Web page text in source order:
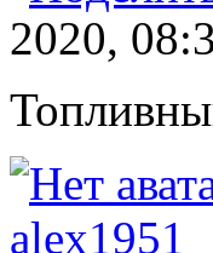
2020,
alex1951